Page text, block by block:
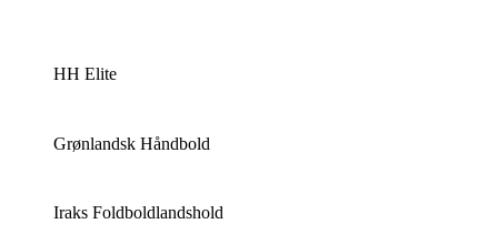
HH Elite
Grønlandsk Håndbold
Iraks Foldboldlandshold